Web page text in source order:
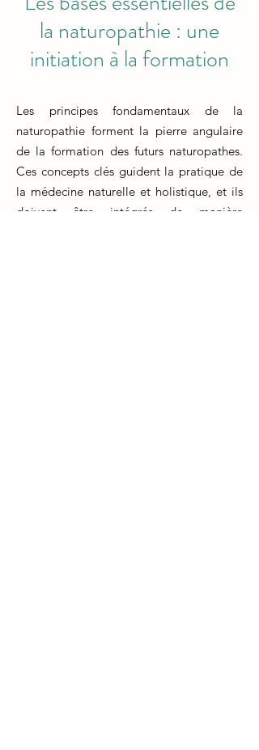
la naturopathie : une
initiation à la formation
Les principes fondamentaux de la
naturopathie forment la pierre angulaire
de la formation des futurs naturopathes.
Ces concepts clés guident la pratique de
la médecine naturelle et holistique, et ils
doivent être intégrés de manière